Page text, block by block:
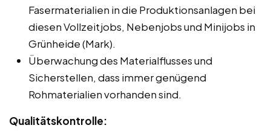
Fasermaterialien in die Produktionsanlagen bei
diesen Vollzeitjobs, Nebenjobs und Minijobs in
Grünheide (Mark).
Überwachung des Materialflusses und
Sicherstellen, dass immer genügend
Rohmaterialien vorhanden sind.
Qualitätskontrolle: